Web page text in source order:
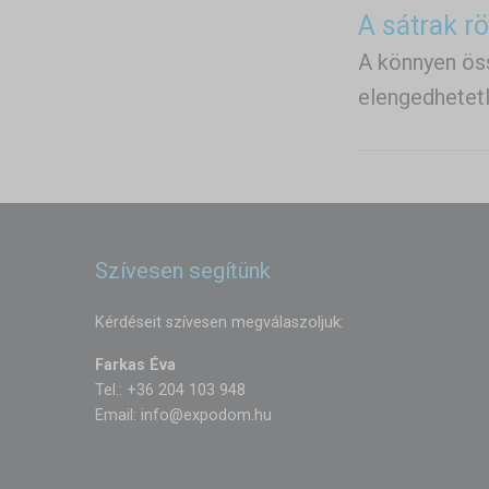
A sátrak
A könnyen
Szívesen segítünk
Kérdéseit szívesen megválaszoljuk:
Farkas Éva
Tel.: +36 204 103 948
Email: info@expodom.hu